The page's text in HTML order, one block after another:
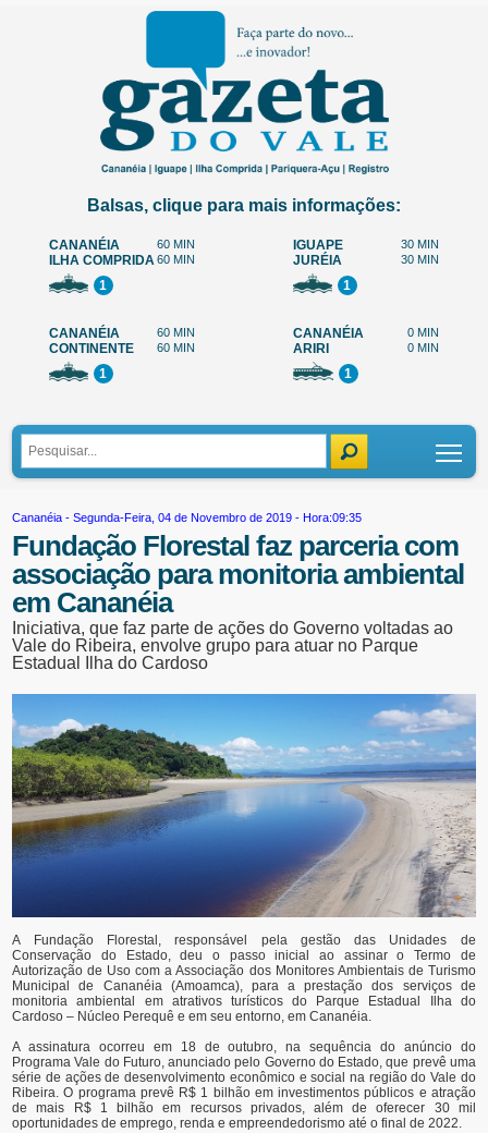
Balsas, clique para mais informações:
CANANÉIA 60 MIN
ILHA COMPRIDA60 MIN
1
IGUAPE 30 MIN
JURÉIA 30 MIN
1
CANANÉIA 60 MIN
CONTINENTE 60 MIN
1
CANANÉIA 0 MIN
ARIRI 0 MIN
1
Cananéia - Segunda-Feira, 04 de Novembro de 2019 - Hora:09:35
Fundação Florestal faz parceria com
associação para monitoria ambiental
em Cananéia
Iniciativa, que faz parte de ações do Governo voltadas ao
Vale do Ribeira, envolve grupo para atuar no Parque
Estadual Ilha do Cardoso
A Fundação Florestal, responsável pela gestão das Unidades de
Conservação do Estado, deu o passo inicial ao assinar o Termo de
Autorização de Uso com a Associação dos Monitores Ambientais de Turismo
Municipal de Cananéia (Amoamca), para a prestação dos serviços de
monitoria ambiental em atrativos turísticos do Parque Estadual Ilha do
Cardoso – Núcleo Perequê e em seu entorno, em Cananéia.
A assinatura ocorreu em 18 de outubro, na sequência do anúncio do
Programa Vale do Futuro, anunciado pelo Governo do Estado, que prevê uma
série de ações de desenvolvimento econômico e social na região do Vale do
Ribeira. O programa prevê R$ 1 bilhão em investimentos públicos e atração
de mais R$ 1 bilhão em recursos privados, além de oferecer 30 mil
oportunidades de emprego, renda e empreendedorismo até o final de 2022.